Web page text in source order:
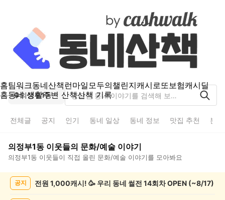
홈팀워크동네산책런마일모두의챌린지캐시로또보험캐시딜
홈동네 생활주변 산책산책 기록
의정부1동
전체글 공지 인기 동네 일상 동네 정보 맛집 추천 분
의정부1동 이웃들의 문화/예술 이야기
의정부1동 이웃들이 직접 올린 문화/예술 이야기를 모아봐요
공지 전원 1,000캐시! 🥳 우리 동네 썰전 14회차 OPEN (~8/17)